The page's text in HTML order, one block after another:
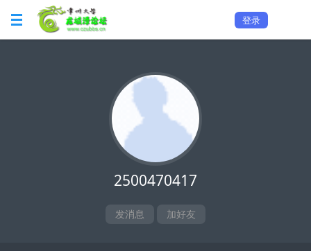
登录
2500470417
发消息 加好友